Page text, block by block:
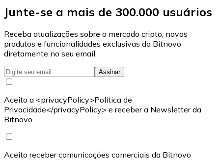
Junte-se a mais de 300.000 usuários
Receba atualizações sobre o mercado cripto, novos
produtos e funcionalidades exclusivas da Bitnovo
diretamente no seu email.
Assinar
Aceito a <privacyPolicy>Política de
Privacidade</privacyPolicy> e receber a Newsletter da
Bitnovo
Aceito receber comunicações comerciais da Bitnovo